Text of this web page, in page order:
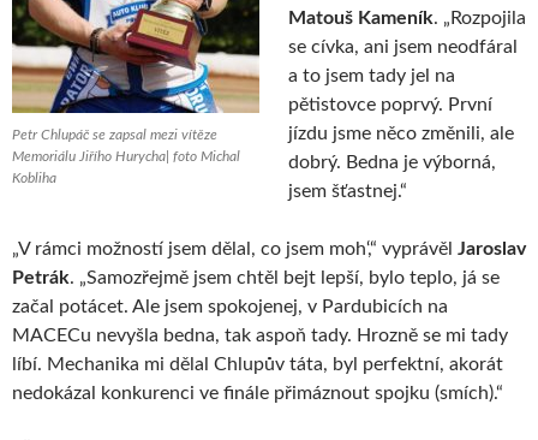
Petr Chlupáč se zapsal mezi vítěze
Memoriálu Jiřího Hurycha| foto Michal
Kobliha
Matouš Kameník. „Rozpojila
se cívka, ani jsem neodfáral
a to jsem tady jel na
pětistovce poprvý. První
jízdu jsme něco změnili, ale
dobrý. Bedna je výborná,
jsem šťastnej.“
„V rámci možností jsem dělal, co jsem moh‘,“ vyprávěl Jaroslav
Petrák. „Samozřejmě jsem chtěl bejt lepší, bylo teplo, já se
začal potácet. Ale jsem spokojenej, v Pardubicích na
MACECu nevyšla bedna, tak aspoň tady. Hrozně se mi tady
líbí. Mechanika mi dělal Chlupův táta, byl perfektní, akorát
nedokázal konkurenci ve finále přimáznout spojku (smích).“